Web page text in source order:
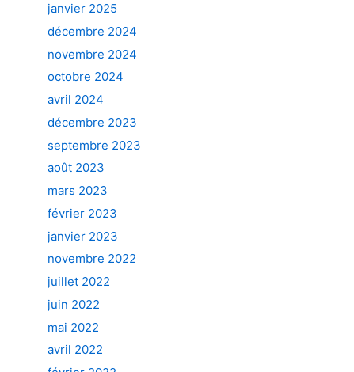
janvier 2025
décembre 2024
novembre 2024
octobre 2024
avril 2024
décembre 2023
septembre 2023
août 2023
mars 2023
février 2023
janvier 2023
novembre 2022
juillet 2022
juin 2022
mai 2022
avril 2022